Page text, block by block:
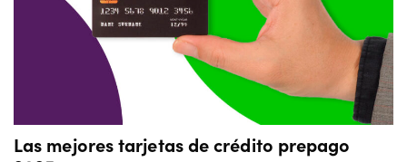
Las mejores tarjetas de crédito prepago